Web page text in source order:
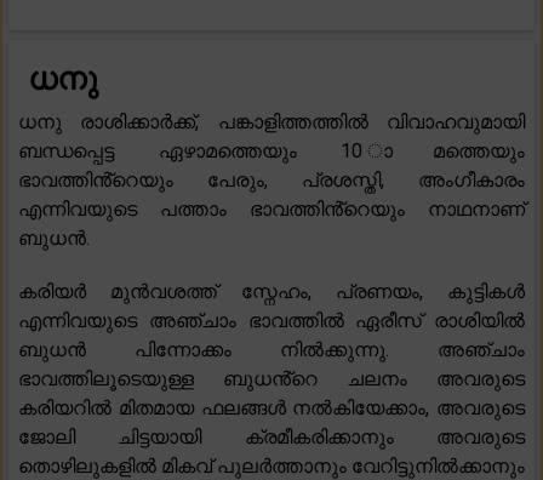
ധനു
ധനു രാശിക്കാർക്ക്, പങ്കാളിത്തത്തിൽ വിവാഹവുമായി
ബന്ധപ്പെട്ട ഏഴാമത്തെയും 10 ാമത്തെയും
ഭാവത്തിൻ്റെയും പേരും, പ്രശസ്തി, അംഗീകാരം
എന്നിവയുടെ പത്താം ഭാവത്തിൻ്റെയും നാഥനാണ്
ബുധൻ.
കരിയർ മുൻവശത്ത് സ്നേഹം, പ്രണയം, കുട്ടികൾ
എന്നിവയുടെ അഞ്ചാം ഭാവത്തിൽ ഏരീസ് രാശിയിൽ
ബുധൻ പിന്നോക്കം നിൽക്കുന്നു. അഞ്ചാം
ഭാവത്തിലൂടെയുള്ള ബുധൻ്റെ ചലനം അവരുടെ
കരിയറിൽ മിതമായ ഫലങ്ങൾ നൽകിയേക്കാം, അവരുടെ
ജോലി ചിട്ടയായി ക്രമീകരിക്കാനും അവരുടെ
തൊഴിലുകളിൽ മികവ് പുലർത്താനും വേറിട്ടുനിൽക്കാനും